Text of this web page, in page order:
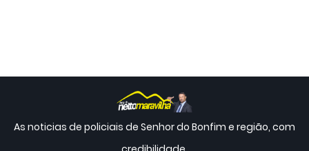
As noticias de policiais de Senhor do Bonfim e região, com